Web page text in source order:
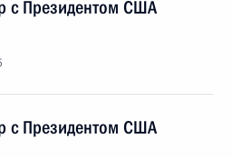
с Президентом США
с Президентом США